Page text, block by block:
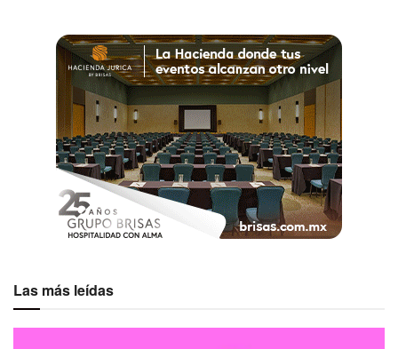
Etiquetas: Betina Anzilutti invitación
Las más leídas